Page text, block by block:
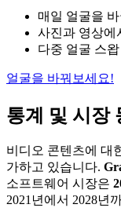
매일 얼굴을
사진과 영상에
다중 얼굴 스
얼굴을 바꿔보세요!
통계 및 시장
비디오 콘텐츠에 대
가하고 있습니다.
소프트웨어 시장은
2021년에서 2028년